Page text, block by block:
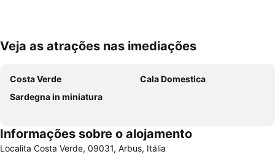
Ampliar mapa
Veja as atrações nas imediações
Costa Verde
Cala Domestica
Sardegna in miniatura
Informações sobre o alojamento
Localita Costa Verde, 09031, Arbus, Itália